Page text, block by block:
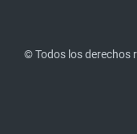
© Todos los derechos